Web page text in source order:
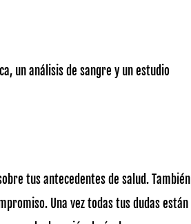
un análisis de sangre y un estudio
tus antecedentes de salud. También
Una vez todas tus dudas están